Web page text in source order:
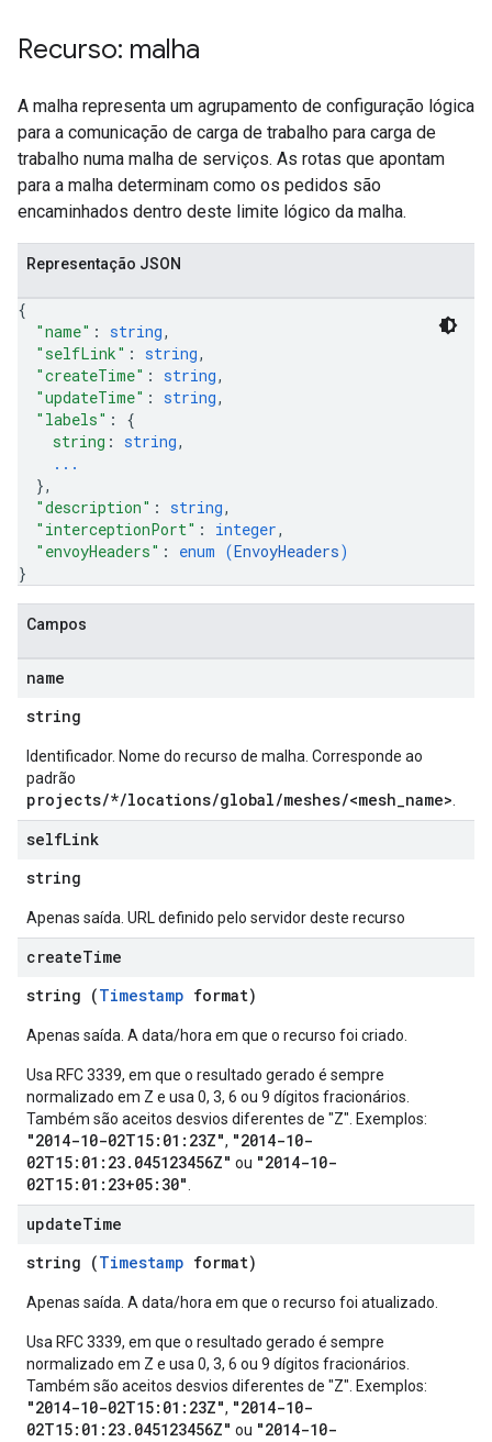
Recurso: malha
A malha representa um agrupamento de configuração lógica
para a comunicação de carga de trabalho para carga de
trabalho numa malha de serviços. As rotas que apontam
para a malha determinam como os pedidos são
encaminhados dentro deste limite lógico da malha.
Representação JSON
{
"name" : string,
"selfLink" : string,
"createTime" : string,
"updateTime" : string,
"labels" : {
string : string,
...
},
"description" : string,
"interceptionPort" : integer,
"envoyHeaders" : enum (EnvoyHeaders)
}
Campos
name
string
Identificador. Nome do recurso de malha. Corresponde ao
padrão
projects/*/locations/global/meshes/<mesh_name>
selfLink
string
Apenas saída. URL definido pelo servidor deste recurso
createTime
string (Timestamp format)
Apenas saída. A data/hora em que o recurso foi criado.
Usa RFC 3339, em que o resultado gerado é sempre
normalizado em Z e usa 0, 3, 6 ou 9 dígitos fracionários.
Também são aceitos desvios diferentes de "Z". Exemplos:
"2014-10-02T15:01:23Z", "2014-10-
02T15:01:23.045123456Z" ou "2014-10-
02T15:01:23+05:30"
updateTime
string (Timestamp format)
Apenas saída. A data/hora em que o recurso foi atualizado.
Usa RFC 3339, em que o resultado gerado é sempre
normalizado em Z e usa 0, 3, 6 ou 9 dígitos fracionários.
Também são aceitos desvios diferentes de "Z". Exemplos:
"2014-10-02T15:01:23Z", "2014-10-
02T15:01:23.045123456Z" ou "2014-10-